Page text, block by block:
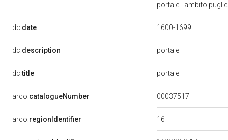
portale - ambito
dc:date 1600-1699
dc:description portale
dc:title portale
arco:catalogueNumber 00037517
arco:regionIdentifier 16